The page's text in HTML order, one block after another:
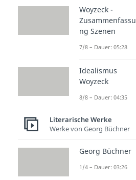
Woyzeck -
Zusammenfassu
ng Szenen
7/8 – Dauer: 05:28
Idealismus
Woyzeck
8/8 – Dauer: 04:35
Literarische Werke
Werke von Georg Büchner
Georg Büchner
1/4 – Dauer: 03:26